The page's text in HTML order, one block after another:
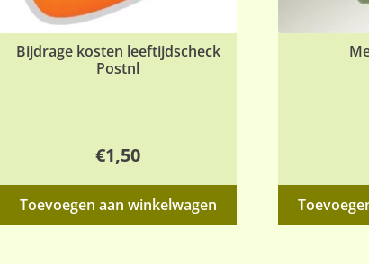
Bijdrage kosten leeftijdscheck
Postnl
€1,50
Toevoegen aan winkelwagen